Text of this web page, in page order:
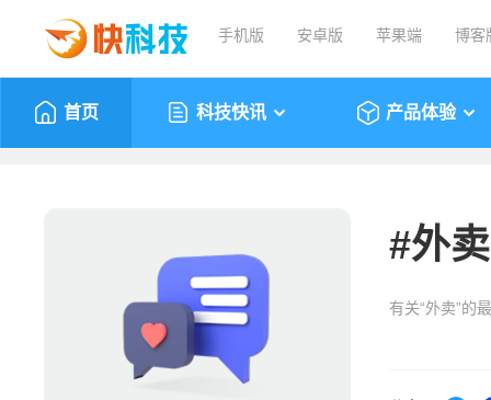
手机版 安卓版 苹果端 博客
首页 科技快讯 产品体验
#外卖
有关“外卖”的